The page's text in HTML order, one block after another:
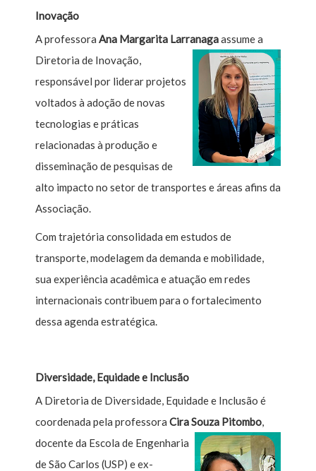
Inovação
A professora Ana Margarita Larranagaassume a
Diretoria de Inovação,
responsável por liderar projetos
voltados à adoção de novas
tecnologias e práticas
relacionadas à produção e
disseminação de pesquisas de
alto impacto no setor de transportes e áreas afins da
Associação.
Com trajetória consolidada em estudos de
transporte, modelagem da demanda e mobilidade,
sua experiência acadêmica e atuação em redes
internacionais contribuem para o fortalecimento
dessa agenda estratégica.
Diversidade, Equidade e Inclusão
A Diretoria de Diversidade, Equidade e Inclusão é
coordenada pela professora Cira Souza Pitombo,
docente da Escola de Engenharia
de São Carlos (USP) e ex-